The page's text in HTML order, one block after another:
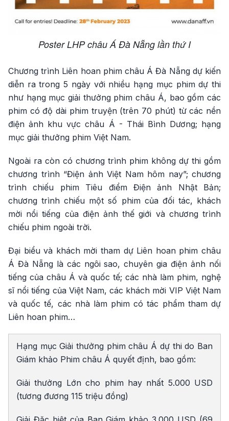
Poster LHP châu Á Đà Nẵng lần thứ I
Chương trình Liên hoan phim châu Á Đà Nẵng dự kiến
diễn ra trong 5 ngày với nhiều hạng mục phim dự thi
như hạng mục giải thưởng phim châu Á, bao gồm các
phim có độ dài phim truyện (trên 70 phút) từ các nền
điện ảnh khu vực châu Á - Thái Bình Dương; hạng
mục giải thưởng phim Việt Nam.
Ngoài ra còn có chương trình phim không dự thi gồm
chương trình “Điện ảnh Việt Nam hôm nay”; chương
trình chiếu phim Tiêu điểm Điện ảnh Nhật Bản;
chương trình chiếu một số phim của đối tác, khách
mời nổi tiếng của điện ảnh thế giới và chương trình
chiếu phim ngoài trời.
Đại biểu và khách mời tham dự Liên hoan phim châu
Á Đà Nẵng là các ngôi sao, chuyên gia điện ảnh nối
tiếng của châu Á và quốc tế; các nhà làm phim, nghệ
sĩ nổi tiếng của Việt Nam, các khách mời VIP Việt Nam
và quốc tế, các nhà làm phim có tác phẩm tham dự
Liên hoan phim…
Hạng mục Giải thưởng phim châu Á dự thi do Ban
Giám khảo Phim châu Á quyết định, bao gồm:
Giải thưởng Lớn cho phim hay nhất 5.000 USD
(tương đương 115 triệu đồng)